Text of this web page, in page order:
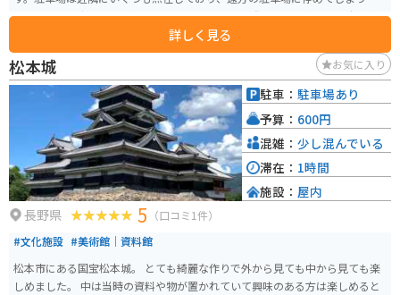
結構な距離を歩く必要があります。 バイクで走る際にも立ち寄って、春の美
しい景色を楽しむことができます。また、この時期は周辺の観光スポットも
多数ありますので、ぜひ訪れてみてください。
詳しく見る
松本城 お気に入り
長野県 5 （口コミ1件）
#文化施設 #美術館｜資料館
松本市にある国宝松本城。 とても綺麗な作りで外から見ても中から見ても楽
しめました。 中は当時の資料や物が置かれていて興味のある方は楽しめると
駐車： 駐車場あり
予算： 600円
混雑： 少し混んでいる
滞在： 1時間
施設： 屋内